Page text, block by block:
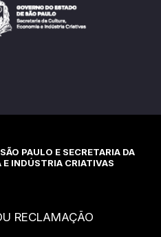
PAULO E SECRETARIA DA
INDÚSTRIA CRIATIVAS
RECLAMAÇÃO